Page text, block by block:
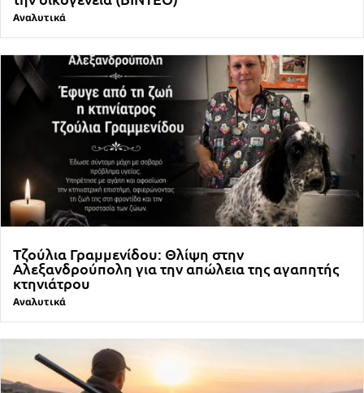
Αναλυτικά
Τζούλια Γραμμενίδου: Θλίψη στην
Αλεξανδρούπολη για την απώλεια της αγαπητής
κτηνιάτρου
Αναλυτικά